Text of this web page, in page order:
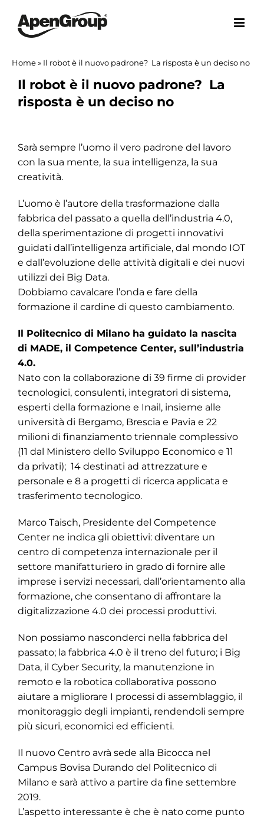
contenuto
Home» Il robot è il nuovo padrone? La risposta è un deciso no
Il robot è il nuovo padrone? La
risposta è un deciso no
Sarà sempre l’uomo il vero padrone del lavoro
con la sua mente, la sua intelligenza, la sua
creatività.
L’uomo è l’autore della trasformazione dalla
fabbrica del passato a quella dell’industria 4.0,
della sperimentazione di progetti innovativi
guidati dall’intelligenza artificiale, dal mondo IOT
e dall’evoluzione delle attività digitali e dei nuovi
utilizzi dei Big Data.
Dobbiamo cavalcare l’onda e fare della
formazione il cardine di questo cambiamento.
Il Politecnico di Milano ha guidato la nascita
di MADE, il Competence Center, sull’industria
4.0.
Nato con la collaborazione di 39 firme di provider
tecnologici, consulenti, integratori di sistema,
esperti della formazione e Inail, insieme alle
università di Bergamo, Brescia e Pavia e 22
milioni di finanziamento triennale complessivo
(11 dal Ministero dello Sviluppo Economico e 11
da privati); 14 destinati ad attrezzature e
personale e 8 a progetti di ricerca applicata e
trasferimento tecnologico.
Marco Taisch, Presidente del Competence
Center ne indica gli obiettivi: diventare un
centro di competenza internazionale per il
settore manifatturiero in grado di fornire alle
imprese i servizi necessari, dall’orientamento alla
formazione, che consentano di affrontare la
digitalizzazione 4.0 dei processi produttivi.
Non possiamo nasconderci nella fabbrica del
passato; la fabbrica 4.0 è il treno del futuro; i Big
Data, il Cyber Security, la manutenzione in
remoto e la robotica collaborativa possono
aiutare a migliorare I processi di assemblaggio, il
monitoraggio degli impianti, rendendoli sempre
più sicuri, economici ed efficienti.
Il nuovo Centro avrà sede alla Bicocca nel
Campus Bovisa Durando del Politecnico di
Milano e sarà attivo a partire da fine settembre
2019.
L’aspetto interessante è che è nato come punto